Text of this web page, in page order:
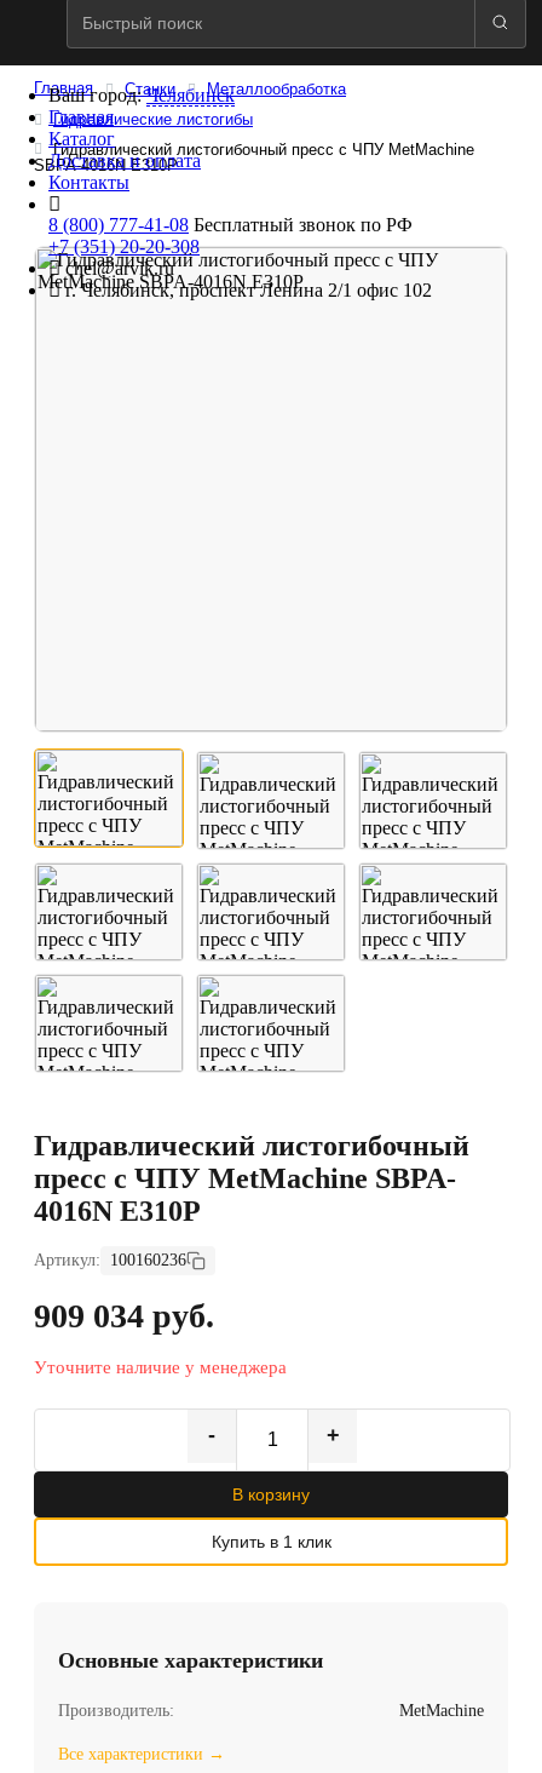
Ваш город:Челябинск
Главная
Каталог
Доставка и оплата
Контакты
8 (800) 777-41-08 Бесплатный звонок по РФ
+7 (351) 20-20-308
chel@arvik.ru
г. Челябинск, проспект Ленина 2/1 офис 102
Главная Станки
Металлообработка
Гидравлические листогибы
Гидравлический листогибочный пресс с ЧПУ MetMachine
SBPA-4016N E310P
Гидравлический листогибочный
пресс с ЧПУ MetMachine SBPA-
4016N E310P
Артикул: 100160236
909 034 руб.
Уточните наличие у менеджера
- +
В корзину
Купить в 1 клик
Основные характеристики
Производитель: MetMachine
Все характеристики →